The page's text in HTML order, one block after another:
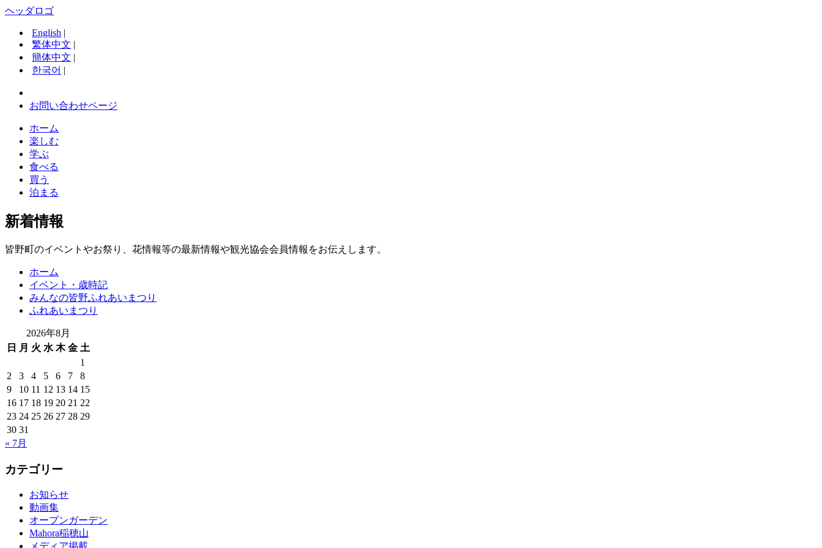
ヘッダロゴ
English |
繁体中文 |
簡体中文 |
한국어 |
お問い合わせページ
ホーム
楽しむ
学ぶ
食べる
買う
泊まる
新着情報
皆野町のイベントやお祭り、花情報等の最新情報や観光協会会員情報をお伝えします。
ホーム
イベント・歳時記
みんなの皆野ふれあいまつり
ふれあいまつり
2026年8月
日
月 火 水 木 金 土
1
2
3 4 5 6 7
8
9
10 11 12 13 14 15
16 17 18 19 20 21 22
23 24 25 26 27 28 29
30 31
« 7月
カテゴリー
お知らせ
動画集
オープンガーデン
Mahora稲穂山